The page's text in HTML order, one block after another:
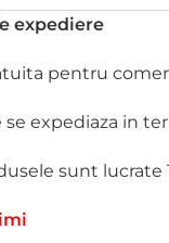
expediere
pentru
se expediaza in
sunt